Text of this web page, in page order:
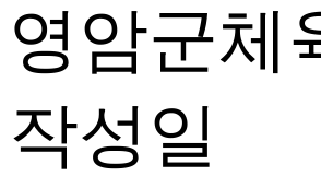
영암군체
작성일